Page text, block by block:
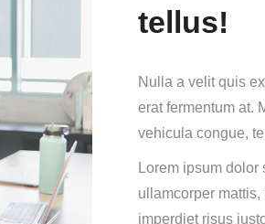
tellus!
Nulla a velit quis
erat fermentum at.
vehicula congue,
Lorem ipsum
ullamcorper
imperdiet risus